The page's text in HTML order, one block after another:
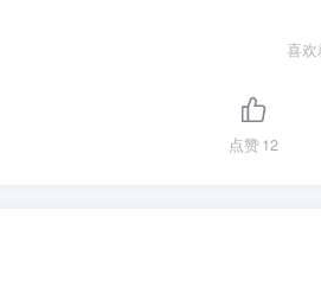
喜
点赞12